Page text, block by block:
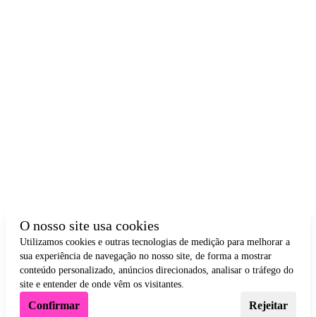
O nosso site usa cookies
Utilizamos cookies e outras tecnologias de medição para melhorar a
sua experiência de navegação no nosso site, de forma a mostrar
conteúdo personalizado, anúncios direcionados, analisar o tráfego do
site e entender de onde vêm os visitantes.
Confirmar Rejeitar